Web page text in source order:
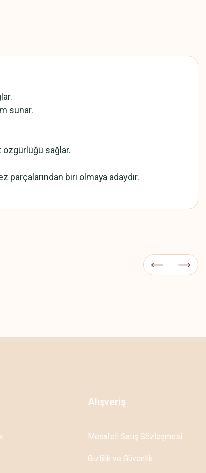
sunar.
özgürlüğü sağlar.
parçalarından biri olmaya adaydır.
Alışveriş
Mesafeli Satış Sözleşmesi
Gizlilik ve Güvenlik